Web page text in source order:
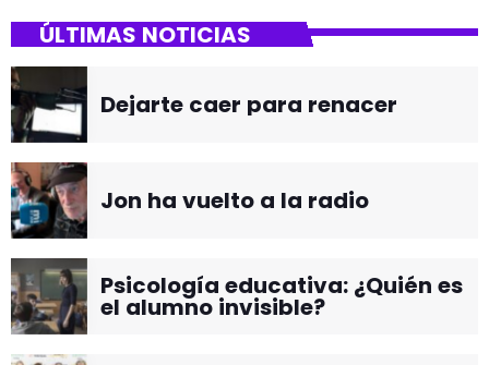
ÚLTIMAS NOTICIAS
Dejarte caer para renacer
Jon ha vuelto a la radio
Psicología educativa: ¿Quién es
el alumno invisible?